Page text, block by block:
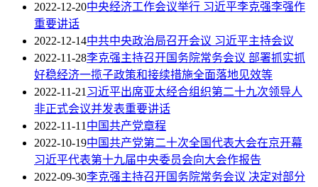
2022-12-20中央经济工作会议举行 习近平李克强李强作
重要讲话
2022-12-14中共中央政治局召开会议 习近平主持会议
2022-11-28李克强主持召开国务院常务会议 部署抓实抓
好稳经济一揽子政策和接续措施全面落地见效等
2022-11-21习近平出席亚太经合组织第二十九次领导人
非正式会议并发表重要讲话
2022-11-11中国共产党章程
2022-10-19中国共产党第二十次全国代表大会在京开幕
习近平代表第十九届中央委员会向大会作报告
2022-09-30李克强主持召开国务院常务会议 决定对部分